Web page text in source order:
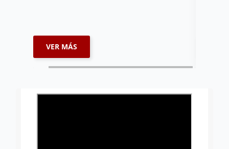
VER MÁS